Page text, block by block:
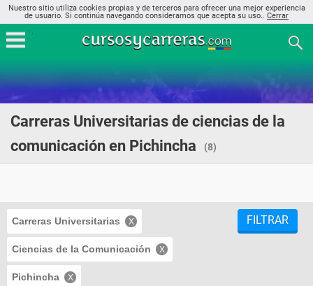
Nuestro sitio utiliza cookies propias y de terceros para ofrecer una mejor experiencia
de usuario. Si continúa navegando consideramos que acepta su uso.. Cerrar
Carreras Universitarias de ciencias de la
comunicación en Pichincha
(8)
Carreras Universitarias
Ciencias de la Comunicación
Pichincha
FILTRAR